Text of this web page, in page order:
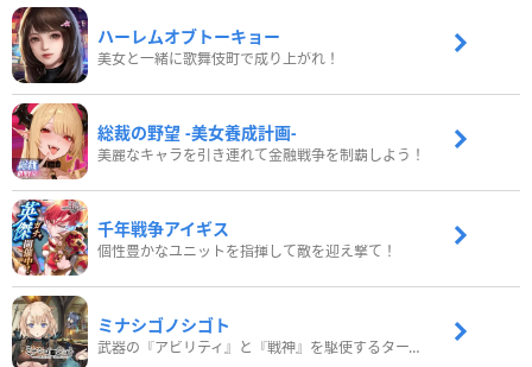
ハーレムオブトーキョー
美女と一緒に歌舞伎町で成り上がれ！
総裁の野望 -美女養成計画-
美麗なキャラを引き連れて金融戦争を制覇しよう！
千年戦争アイギス
個性豊かなユニットを指揮して敵を迎え撃て！
ミナシゴノシゴト
武器の『アビリティ』と『戦神』を駆使するターン制コマンドバトルRPG！